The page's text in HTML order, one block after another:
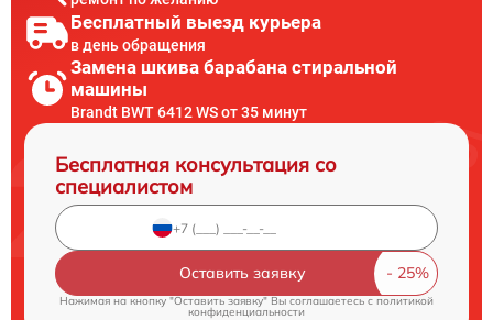
Бесплатный выезд курьера
в день обращения
Замена шкива барабана стиральной
машины
Brandt BWT 6412 WS от 35 минут
Бесплатная консультация со
специалистом
Оставить заявку
Нажимая на кнопку "Оставить заявку" Вы соглашаетесь cполитикой
конфиденциальности